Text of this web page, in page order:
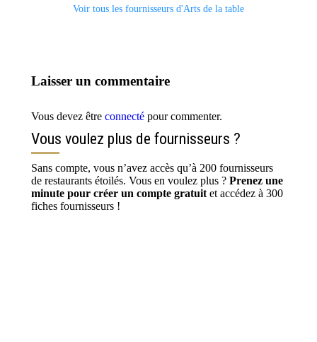
Voir tous les fournisseurs d'Arts de la table
Laisser un commentaire
Vous devez être connecté pour commenter.
Vous voulez plus de fournisseurs ?
Sans compte, vous n’avez accès qu’à 200 fournisseurs
de restaurants étoilés. Vous en voulez plus ? Prenez une
minute pour créer un compte gratuit et accédez à 300
fiches fournisseurs !